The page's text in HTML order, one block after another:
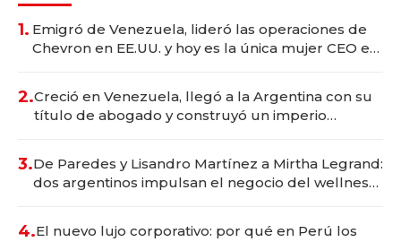
1. Emigró de Venezuela, lideró las operaciones de
Chevron en EE.UU. y hoy es la única mujer CEO en
2.Creció en Venezuela, llegó a la Argentina con su
título de abogado y construyó un imperio
3.De Paredes y Lisandro Martínez a Mirtha Legrand:
dos argentinos impulsan el negocio del wellness
4.El nuevo lujo corporativo: por qué en Perú los